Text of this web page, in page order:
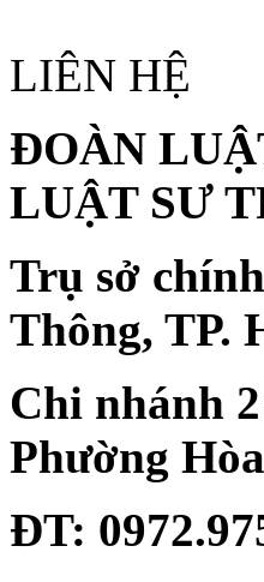
LIÊN HỆ
ĐOÀN
LUẬT SƯ
Trụ sở
Thông, TP.
Chi nhánh
Phường
ĐT: